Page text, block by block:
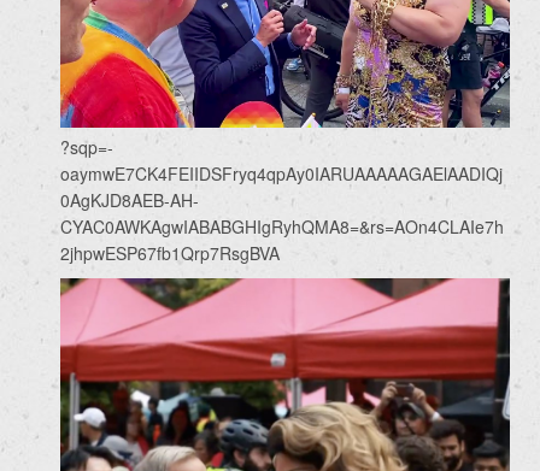
?sqp=-
oaymwE7CK4FEIIDSFryq4qpAy0IARUAAAAAGAElAADIQj
0AgKJD8AEB-AH-
CYAC0AWKAgwIABABGHIgRyhQMA8=&rs=AOn4CLAIe7h
2jhpwESP67fb1Qrp7RsgBVA